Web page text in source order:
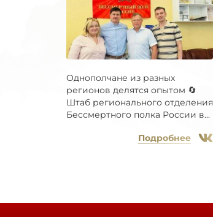
Однополчане из разных
регионов делятся опытом 🔄
Штаб регионального отделения
Бессмертного полка России в...
Подробнее